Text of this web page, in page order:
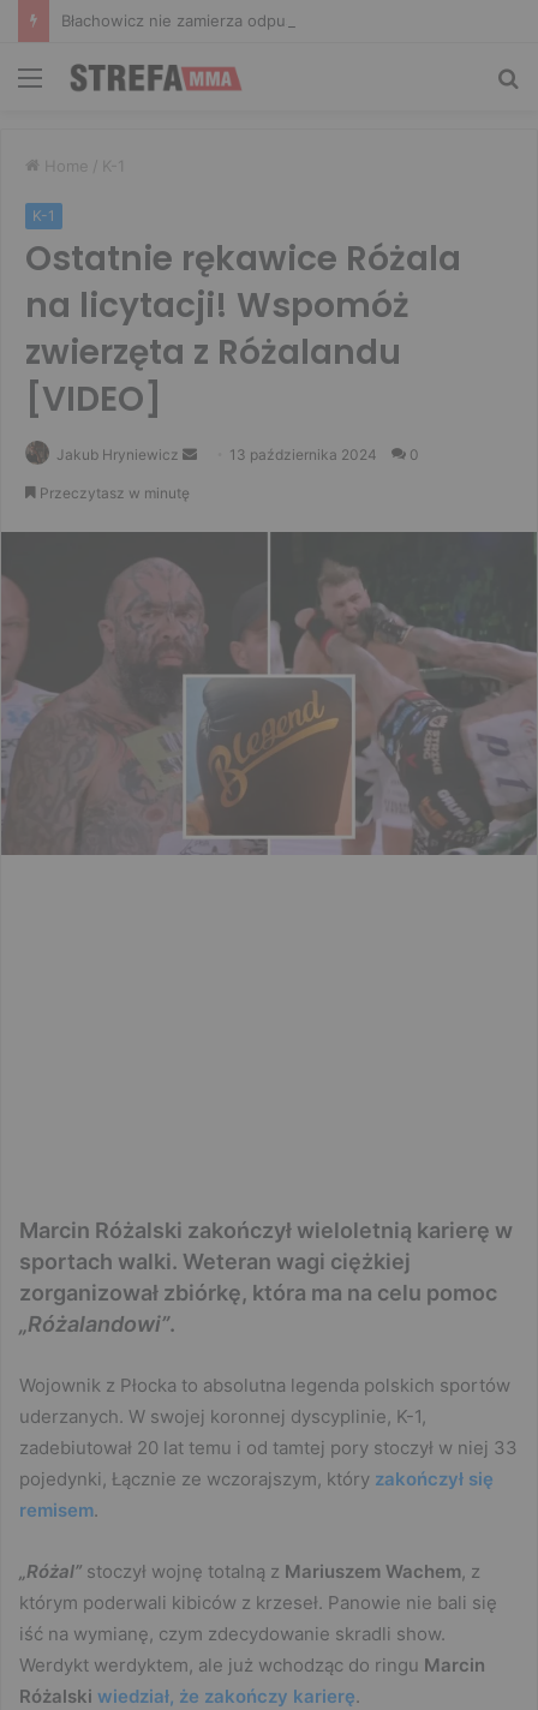
Menu
Home / K-1
K-1
Ostatnie rękawice Różala
na licytacji! Wspomóż
zwierzęta z Różalandu
[VIDEO]
Jakub Hryniewicz
Send 13 października 2024 0
Przeczytasz w minutę
Marcin Różalski zakończył wieloletnią karierę w
sportach walki. Weteran wagi ciężkiej
zorganizował zbiórkę, która ma na celu pomoc
„Różalandowi”.
Wojownik z Płocka to absolutna legenda polskich sportów
uderzanych. W swojej koronnej dyscyplinie, K-1,
zadebiutował 20 lat temu i od tamtej pory stoczył w niej 33
pojedynki, Łącznie ze wczorajszym, który zakończył się
remisem.
„Różal” stoczył wojnę totalną z Mariuszem Wachem, z
którym poderwali kibiców z krzeseł. Panowie nie bali się
iść na wymianę, czym zdecydowanie skradli show.
Werdykt werdyktem, ale już wchodząc do ringu Marcin
Różalski wiedział, że zakończy karierę.